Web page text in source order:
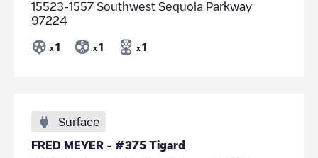
15523-1557 Southwest Sequoia Parkway
97224
x 1 x 1 x 1
Surface
FRED MEYER - #375 Tigard